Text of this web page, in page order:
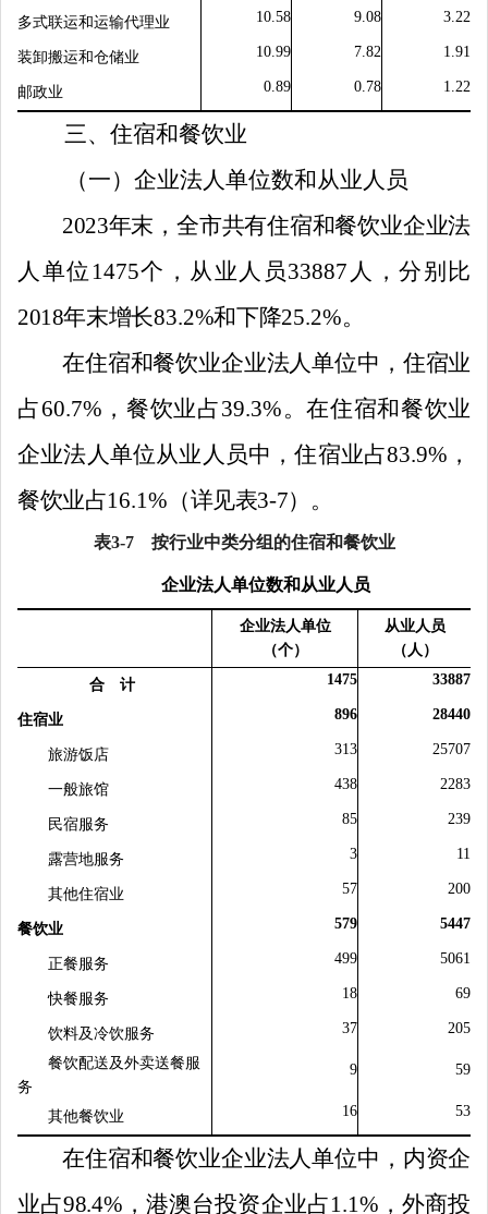
多式联运和运输代理业 10.58 9.08 3.22
装卸搬运和仓储业 10.99 7.82 1.91
邮政业 0.89 0.78 1.22
三、住宿和餐饮业
（一）企业法人单位数和从业人员
2023年末，全市共有住宿和餐饮业企业法
人单位 1475个，从业人员33887 人，分别比
2018年末增长83.2%和下降25.2%。
在住宿和餐饮业企业法人单位中，住宿业
占60.7% ，餐饮业占39.3%。在住宿和餐饮业
企业法人单位从业人员中，住宿业占83.9% ，
餐饮业占16.1% （详见表3-7）。
表3-7按行业中类分组的住宿和餐饮业
企业法人单位数和从业人员
企业法人单位
（个）
从业人员
（人）
合 计 1475 33887
住宿业 896 28440
旅游饭店 313 25707
一般旅馆 438 2283
民宿服务 85 239
露营地服务 3 11
其他住宿业 57 200
餐饮业 579 5447
正餐服务 499 5061
快餐服务 18 69
饮料及冷饮服务 37 205
餐饮配送及外卖送餐服
务
9 59
其他餐饮业 16 53
在住宿和餐饮业企业法人单位中，内资企
业占98.4% ，港澳台投资企业占1.1% ，外商投